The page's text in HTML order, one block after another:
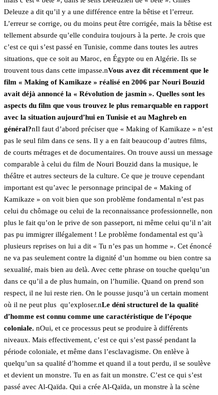
Deleuze a dit qu’il y a une différence entre la bêtise et l’erreur.
L’erreur se corrige, ou du moins peut être corrigée, mais la bêtise est
tellement absurde qu’elle conduira toujours à la perte. Je crois que
c’est ce qui s’est passé en Tunisie, comme dans toutes les autres
situations, que ce soit au Maroc, en Égypte ou en Algérie. Ils se
trouvent tous dans cette impasse.nVous avez dit récemment que le
film « Making of Kamikaze » réalisé en 2006 par Nouri Bouzid
avait déjà annoncé la « Révolution de jasmin ». Quelles sont les
aspects du film que vous trouvez le plus remarquable en rapport
avec la situation aujourd’hui en Tunisie et au Maghreb en
général?nIl faut d’abord préciser que « Making of Kamikaze » n’est
pas le seul film dans ce sens. Il y a en fait beaucoup d’autres films,
de courts métrages et de documentaires. On trouve aussi un message
comparable à celui du film de Nouri Bouzid dans la musique, le
théâtre et autres secteurs de la culture. Ce que je trouve cependant
important est qu’avec le personnage principal de « Making of
Kamikaze » on voit bien que son problème fondamental n’est pas
celui du chômage ou celui de la reconnaissance professionnelle, non
plus le fait qu’on le prive de son passeport, ni même celui qu’il n’ait
pas pu immigrer illégalement ! Le problème fondamental est qu’à
plusieurs reprises on lui a dit « Tu n’es pas un homme ». Cet énoncé
ne va pas seulement contre la dignité d’un homme ou bien contre sa
sexualité, mais bien au delà. Avec cette phrase on touche quelqu’un
dans ce qu’il a de plus humain, on l’humilie. Quand on prend son
respect, il ne lui reste rien. On le pousse jusqu’à un certain moment
où il ne peut plus qu’exploser.nLe déni structurel de la qualité
d’homme est connu comme une caractéristique de l’époque
coloniale. nOui, et ce processus peut se produire à différents
niveaux. Mais effectivement, c’est ce qui s’est passé pendant la
période coloniale, et même dans l’esclavagisme. On enlève à
quelqu’un sa qualité d’homme et quand il a tout perdu, il se soulève
et devient un monstre. Tu en as fait un monstre. C’est ce qui s’est
passé avec Al-Qaïda. Qui a crée Al-Qaïda, un monstre à la scène